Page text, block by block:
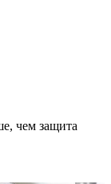
чем защита